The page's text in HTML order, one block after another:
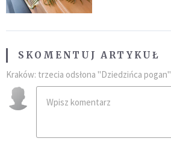
SKOMENTUJ ARTYKUŁ
Kraków: trzecia odsłona "Dziedzińca pogan"